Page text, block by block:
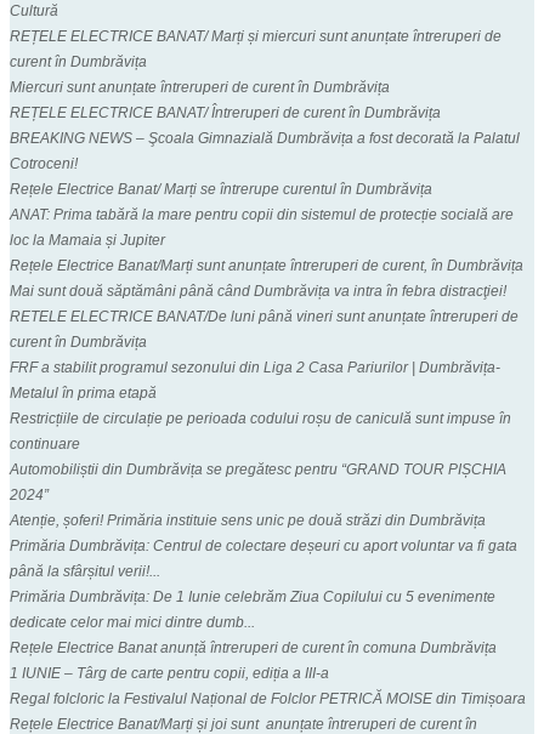
Cultură
REȚELE ELECTRICE BANAT/ Marți și miercuri sunt anunțate întreruperi de
curent în Dumbrăvița
Miercuri sunt anunțate întreruperi de curent în Dumbrăvița
REȚELE ELECTRICE BANAT/ Întreruperi de curent în Dumbrăvița
BREAKING NEWS – Şcoala Gimnazială Dumbrăvița a fost decorată la Palatul
Cotroceni!
Rețele Electrice Banat/ Marți se întrerupe curentul în Dumbrăvița
ANAT: Prima tabără la mare pentru copii din sistemul de protecție socială are
loc la Mamaia și Jupiter
Rețele Electrice Banat/Marți sunt anunțate întreruperi de curent, în Dumbrăvița
Mai sunt două săptămâni până când Dumbrăvița va intra în febra distracţiei!
RETELE ELECTRICE BANAT/De luni până vineri sunt anunțate întreruperi de
curent în Dumbrăvița
FRF a stabilit programul sezonului din Liga 2 Casa Pariurilor | Dumbrăvița-
Metalul în prima etapă
Restricțiile de circulație pe perioada codului roșu de caniculă sunt impuse în
continuare
Automobiliștii din Dumbrăvița se pregătesc pentru “GRAND TOUR PIȘCHIA
2024”
Atenție, șoferi! Primăria instituie sens unic pe două străzi din Dumbrăvița
Primăria Dumbrăvița: Centrul de colectare deșeuri cu aport voluntar va fi gata
până la sfârșitul verii!...
Primăria Dumbrăvița: De 1 Iunie celebrăm Ziua Copilului cu 5 evenimente
dedicate celor mai mici dintre dumb...
Rețele Electrice Banat anunță întreruperi de curent în comuna Dumbrăvița
1 IUNIE – Târg de carte pentru copii, ediția a III-a
Regal folcloric la Festivalul Național de Folclor PETRICĂ MOISE din Timișoara
Rețele Electrice Banat/Marți și joi sunt anunțate întreruperi de curent în